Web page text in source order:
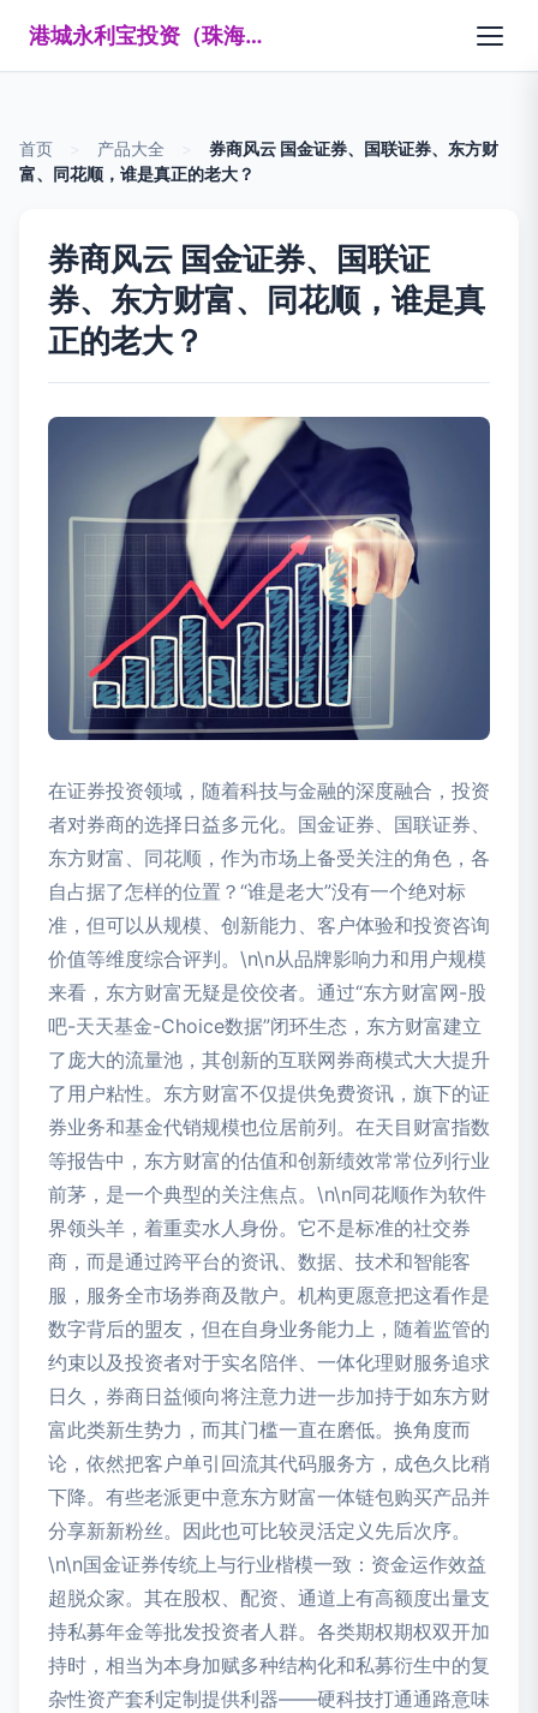
港城永利宝投资（珠海）有限公司
首页 产品大全
券商风云 国金证券、国联证券、东方财
富、同花顺，谁是真正的老大？
券商风云 国金证券、国联证
券、东方财富、同花顺，谁是真
正的老大？
在证券投资领域，随着科技与金融的深度融合，投资
者对券商的选择日益多元化。国金证券、国联证券、
东方财富、同花顺，作为市场上备受关注的角色，各
自占据了怎样的位置？“谁是老大”没有一个绝对标
准，但可以从规模、创新能力、客户体验和投资咨询
价值等维度综合评判。\n\n从品牌影响力和用户规模
来看，东方财富无疑是佼佼者。通过“东方财富网-股
吧-天天基金-Choice数据”闭环生态，东方财富建立
了庞大的流量池，其创新的互联网券商模式大大提升
了用户粘性。东方财富不仅提供免费资讯，旗下的证
券业务和基金代销规模也位居前列。在天目财富指数
等报告中，东方财富的估值和创新绩效常常位列行业
前茅，是一个典型的关注焦点。\n\n同花顺作为软件
界领头羊，着重卖水人身份。它不是标准的社交券
商，而是通过跨平台的资讯、数据、技术和智能客
服，服务全市场券商及散户。机构更愿意把这看作是
数字背后的盟友，但在自身业务能力上，随着监管的
约束以及投资者对于实名陪伴、一体化理财服务追求
日久，券商日益倾向将注意力进一步加持于如东方财
富此类新生势力，而其门槛一直在磨低。换角度而
论，依然把客户单引回流其代码服务方，成色久比稍
下降。有些老派更中意东方财富一体链包购买产品并
分享新新粉丝。因此也可比较灵活定义先后次序。
\n\n国金证券传统上与行业楷模一致：资金运作效益
超脱众家。其在股权、配资、通道上有高额度出量支
持私募年金等批发投资者人群。各类期权期权双开加
持时，相当为本身加赋多种结构化和私募衍生中的复
杂性资产套利定制提供利器——硬科技打通通路意味